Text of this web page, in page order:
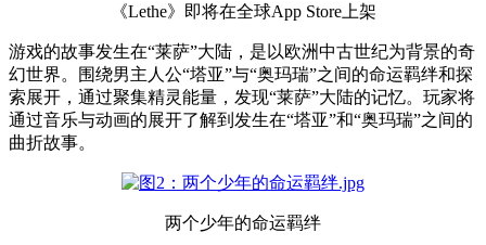
《Lethe》即将在全球App Store上架
游戏的故事发生在“莱萨”大陆，是以欧洲中古世纪为背景的奇
幻世界。围绕男主人公“塔亚”与“奥玛瑞”之间的命运羁绊和探
索展开，通过聚集精灵能量，发现“莱萨”大陆的记忆。玩家将
通过音乐与动画的展开了解到发生在“塔亚”和“奥玛瑞”之间的
曲折故事。
两个少年的命运羁绊